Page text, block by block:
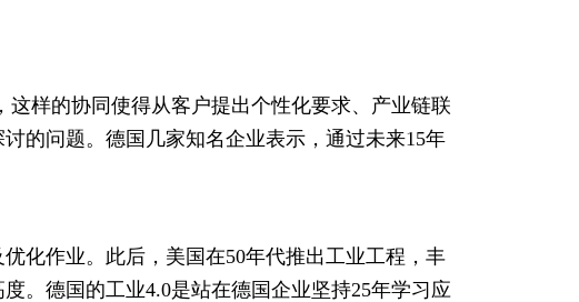
样的协同使得从客户提出个性化要求、产业链联
的问题。德国几家知名企业表示，通过未来15年
化作业。此后，美国在50年代推出工业工程，丰
。德国的工业4.0是站在德国企业坚持25年学习应